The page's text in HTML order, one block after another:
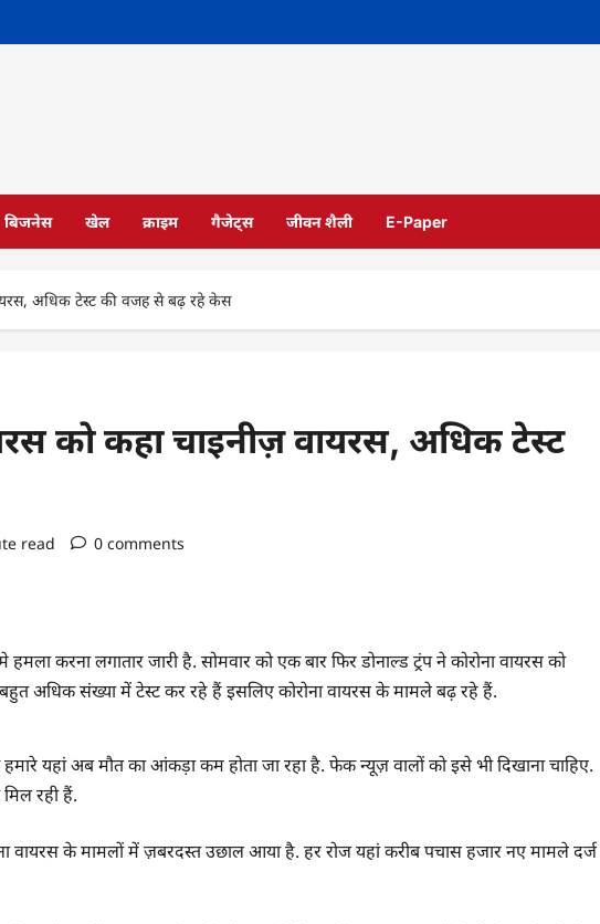
बिजनेस खेल क्राइम गैजेट्स जीवन शैली E-Paper
अधिक टेस्ट की वजह से बढ़ रहे केस
को कहा चाइनीज़ वायरस, अधिक टेस्ट
read 0 comments
मे हमला करना लगातार जारी है. सोमवार को एक बार फिर डोनाल्ड ट्रंप ने कोरोना वायरस को
बहुत अधिक संख्या में टेस्ट कर रहे हैं इसलिए कोरोना वायरस के मामले बढ़ रहे हैं.
हमारे यहां अब मौत का आंकड़ा कम होता जा रहा है. फेक न्यूज़ वालों को इसे भी दिखाना चाहिए.
मिल रही हैं.
वायरस के मामलों में ज़बरदस्त उछाल आया है. हर रोज यहां करीब पचास हजार नए मामले दर्ज